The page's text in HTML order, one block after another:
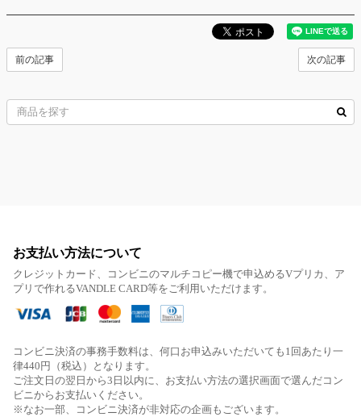
次の記事
前の記事
お支払い方法について
クレジットカード、コンビニのマルチコピー機で申込めるVプリカ、ア
プリで作れるVANDLE CARD等をご利用いただけます。
コンビニ決済の事務手数料は、何口お申込みいただいても1回あたり一
律440円（税込）となります。
ご注文日の翌日から3日以内に、お支払い方法の選択画面で選んだコン
ビニからお支払いください。
※なお一部、コンビニ決済が非対応の企画もございます。